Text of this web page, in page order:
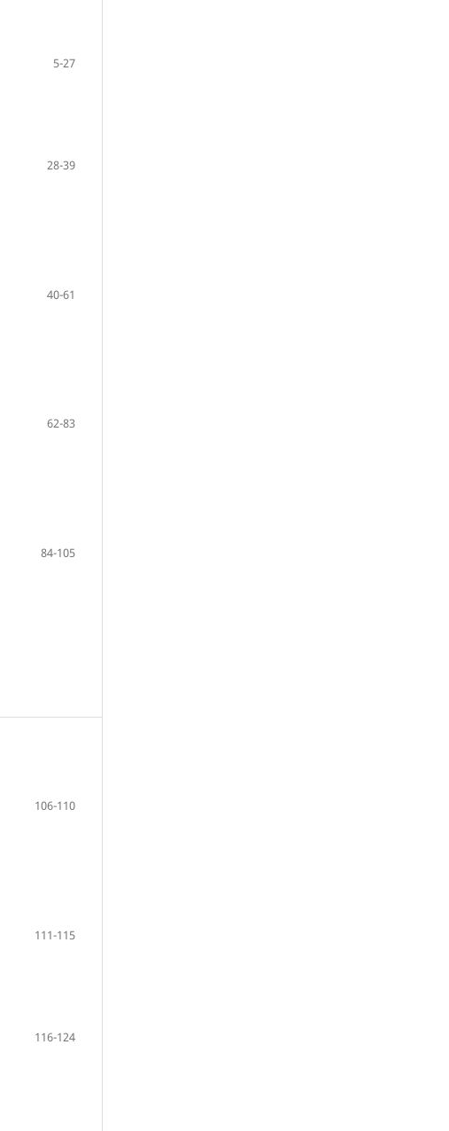
5-27
28-39
40-61
62-83
84-105
106-110
111-115
116-124